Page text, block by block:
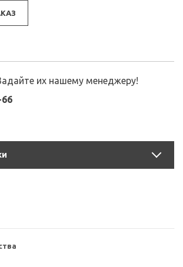
их нашему менеджеру!